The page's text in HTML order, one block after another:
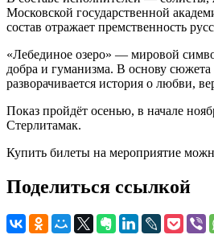
Московской государственной
состав отражает премственность
«Лебединое озеро» — мировой
добра и гуманизма. В основу сюжета
разворачивается история о любви,
Показ пройдёт осенью, в начале
Стерлитамак.
Купить билеты на мероприятие
Поделиться ссылкой